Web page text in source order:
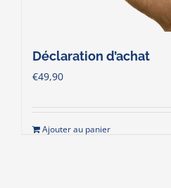
Déclaration d’achat
€49,90
Ajouter au panier